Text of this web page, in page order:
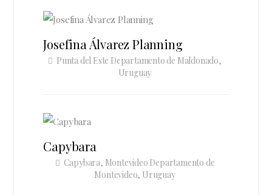
Josefina Álvarez Planning
Punta del Este Departamento de Maldonado,
Uruguay
Capybara
Capybara, Montevideo Departamento de
Montevideo, Uruguay